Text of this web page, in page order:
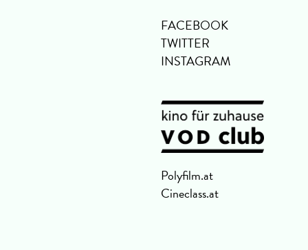
FACEBOOK
TWITTER
INSTAGRAM
Polyfilm.at
Cineclass.at